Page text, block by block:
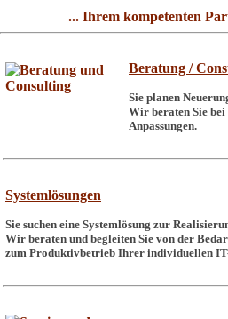
... Ihrem kompetenten
Beratung /
Sie planen
Wir beraten Sie
Anpassungen.
Systemlösungen
Sie suchen eine Systemlösung zur
Wir beraten und begleiten Sie von der
zum Produktivbetrieb Ihrer individuellen